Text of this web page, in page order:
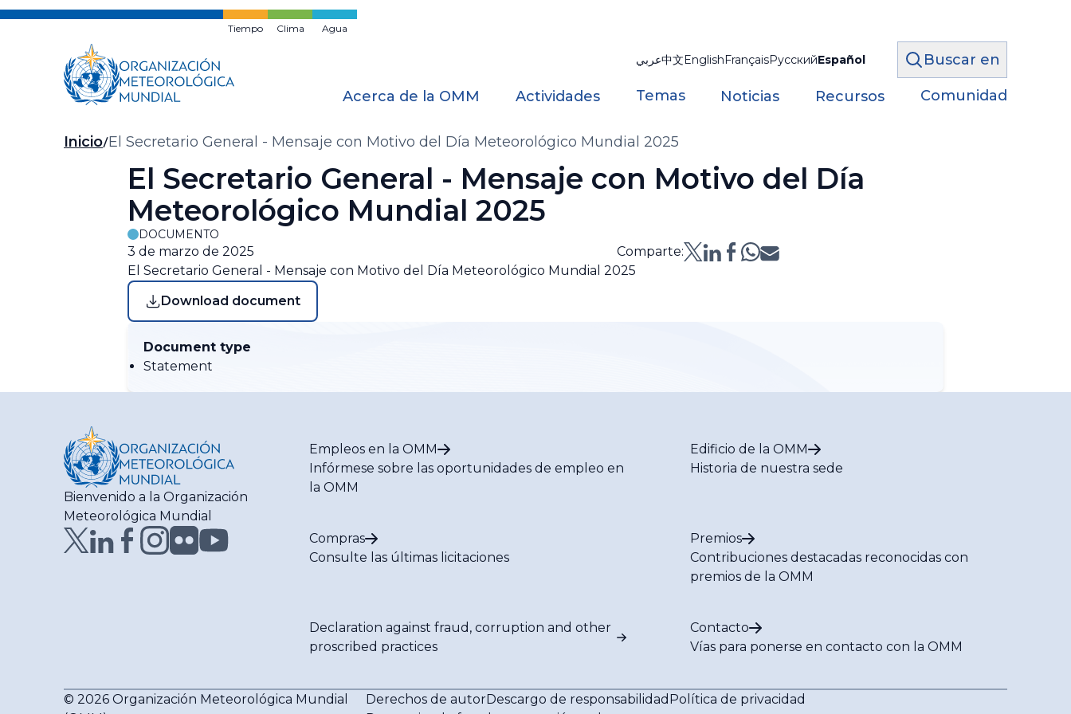
Ir
Tiempo Clima Agua
عربي中文EnglishFrançaisРусскийEspañol Buscar en
Acerca de la OMM Actividades Temas Noticias Recursos Comunidad
Migas
Inicio El Secretario General - Mensaje con Motivo del Día Meteorológico Mundial 2025
El Secretario General - Mensaje con Motivo del Día
Meteorológico Mundial 2025
DOCUMENTO
3 de marzo de 2025
Comparte:
El Secretario General - Mensaje con Motivo del Día Meteorológico Mundial 2025
Download document
Document type
Statement
Bienvenido a la Organización
Meteorológica Mundial
Empleos en la OMM
Infórmese sobre las oportunidades de empleo en
la OMM
Edificio de la OMM
Historia de nuestra sede
Compras
Consulte las últimas licitaciones
Premios
Contribuciones destacadas reconocidas con
premios de la OMM
Declaration against fraud, corruption and other
proscribed practices
Contacto
Vías para ponerse en contacto con la OMM
© 2026 Organización Meteorológica Mundial
Derechos de autorDescargo de responsabilidad Política de privacidad